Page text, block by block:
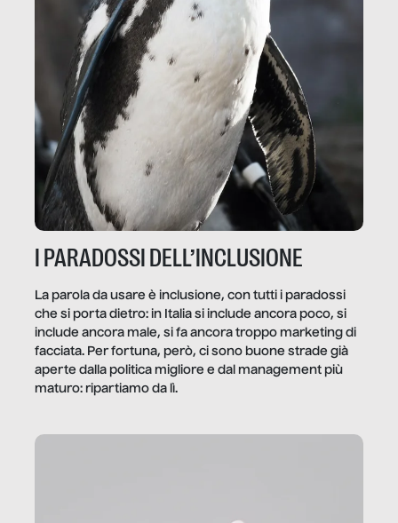
I PARADOSSI DELL’INCLUSIONE
La parola da usare è inclusione, con tutti i paradossi
che si porta dietro: in Italia si include ancora poco, si
include ancora male, si fa ancora troppo marketing di
facciata. Per fortuna, però, ci sono buone strade già
aperte dalla politica migliore e dal management più
maturo: ripartiamo da lì.